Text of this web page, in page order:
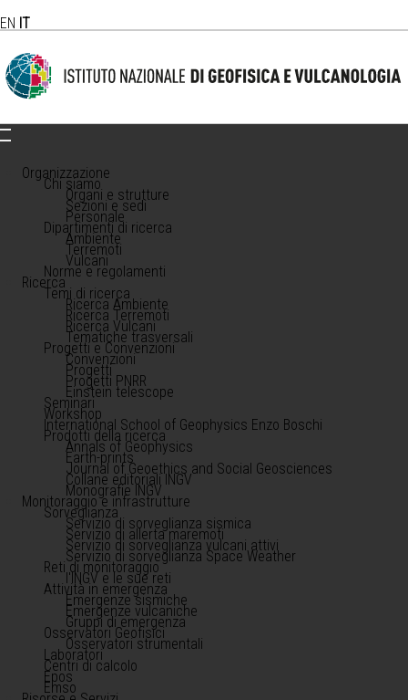
EN IT
Organizzazione
Chi siamo
Organi e strutture
Sezioni e sedi
Personale
Dipartimenti di ricerca
Ambiente
Terremoti
Vulcani
Norme e regolamenti
Ricerca
Temi di ricerca
Ricerca Ambiente
Ricerca Terremoti
Ricerca Vulcani
Tematiche trasversali
Progetti e Convenzioni
Convenzioni
Progetti
Progetti PNRR
Einstein telescope
Seminari
Workshop
International School of Geophysics Enzo Boschi
Prodotti della ricerca
Annals of Geophysics
Earth-prints
Journal of Geoethics and Social Geosciences
Collane editoriali INGV
Monografie INGV
Monitoraggio e infrastrutture
Sorveglianza
Servizio di sorveglianza sismica
Servizio di allerta maremoti
Servizio di sorveglianza vulcani attivi
Servizio di sorveglianza Space Weather
Reti di monitoraggio
l'INGV e le sue reti
Attività in emergenza
Emergenze sismiche
Emergenze vulcaniche
Gruppi di emergenza
Osservatori Geofisici
Osservatori strumentali
Laboratori
Centri di calcolo
Epos
Emso